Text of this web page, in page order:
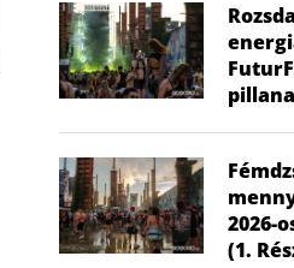
2026-
(1.